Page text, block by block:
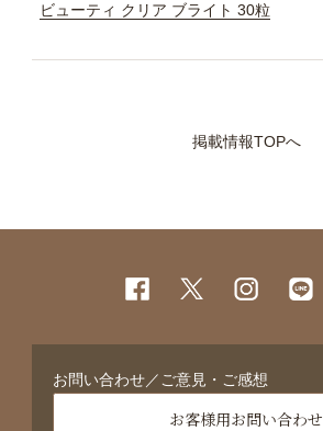
ビューティ クリア ブライト 30粒
掲載情報TOPへ
お問い合わせ／ご意見・ご感想
お客様用お問い合わせ